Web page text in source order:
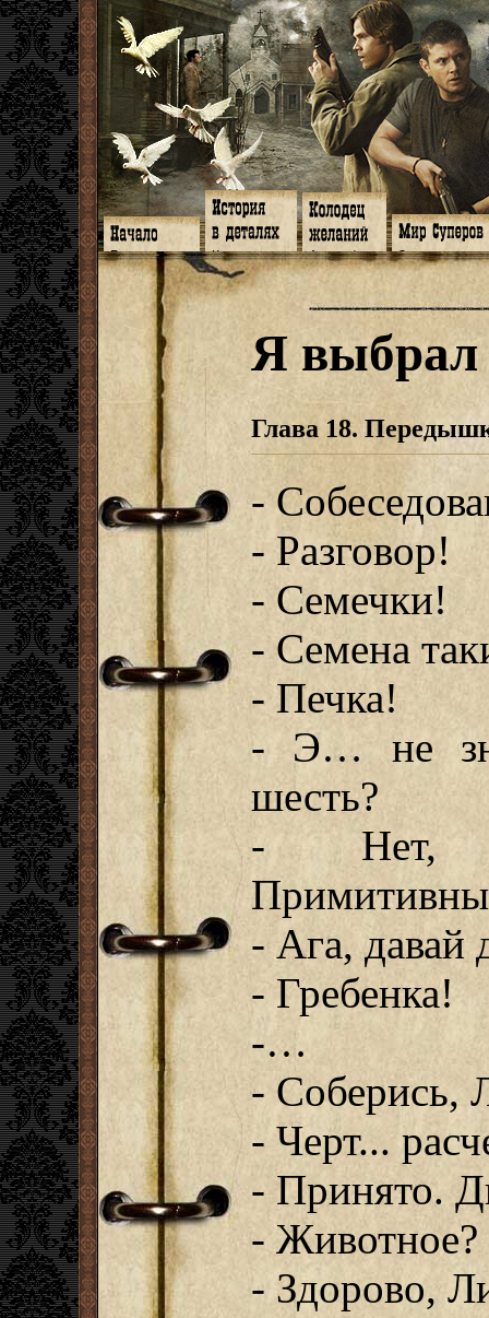
Главная
Программа
Форум
Facebook
Гостевая
Книги
Галереи
Музыка
Видео
Субтитры
Заметки
Мысли
Откровение
Арт-кафе
Игромания
Фанфики
Фанарт
Анекдоты
Передоз
Страшилки
Знакомство
Обитатели
Семейное
Дневник
СИЗО
Суперы от и
Дневник Джо
Я выбрал
Глава 18.
-
- Разговор!
- Семечки!
- Семена
- Печка!
- Э… не
шесть?
- Нет,
- Ага, давай
- Гребенка!
-…
-
- Черт...
- Принято.
- Животное?
- Здорово,